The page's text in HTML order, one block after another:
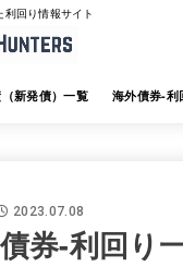
回り情報サイト
新発債）一覧 海外債券-利
2023.07.08
券-利回り